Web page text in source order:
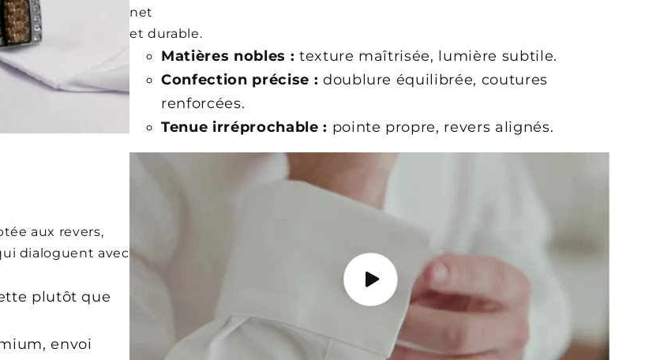
net
et durable.
Matières nobles : texture maîtrisée, lumière subtile.
Confection précise : doublure équilibrée, coutures
renforcées.
Tenue irréprochable : pointe propre, revers alignés.
aux revers,
dialoguent avec
plutôt que
envoi